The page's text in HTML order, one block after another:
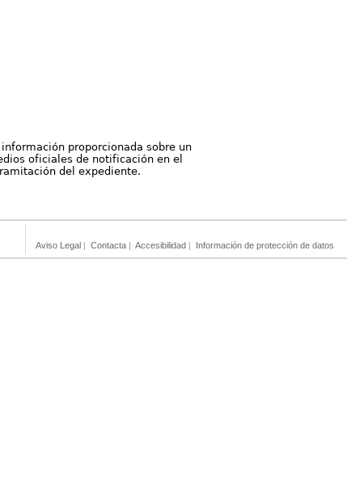
proporcionada sobre un
oficiales de notificación en el
del expediente.
Aviso Legal | Contacta | Accesibilidad | Información de protección de datos